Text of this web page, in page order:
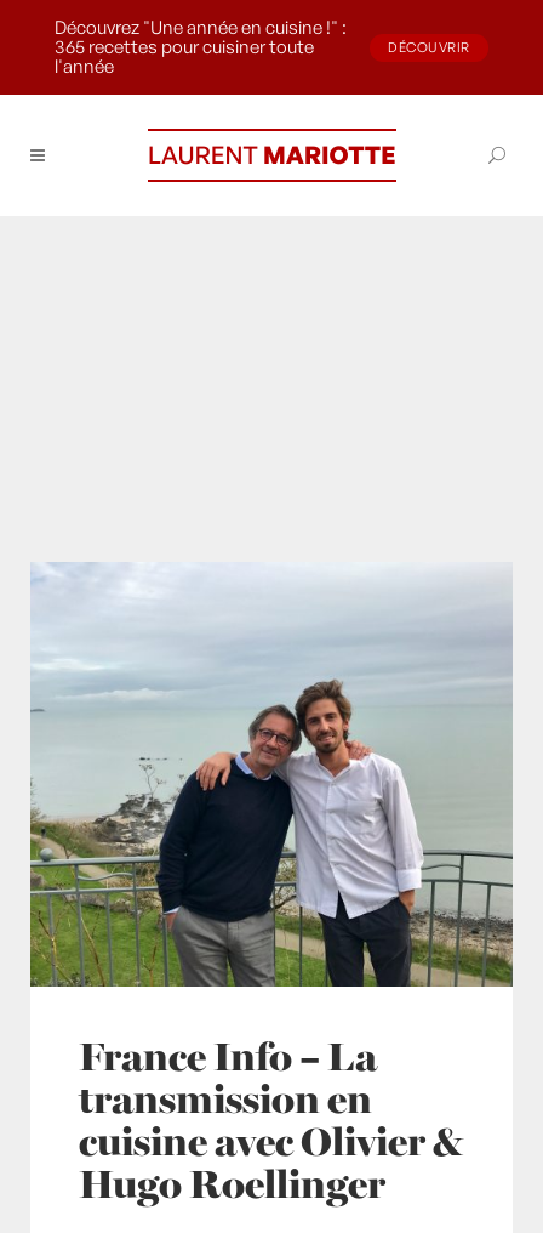
Découvrez "Une année en cuisine !" :
365 recettes pour cuisiner toute
l'année
DÉCOUVRIR
France Info – La
transmission en
cuisine avec Olivier &
Hugo Roellinger